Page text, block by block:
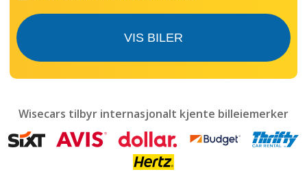
and
mark
to
get
VIS BILER
Wisecars tilbyr internasjonalt kjente billeiemerker